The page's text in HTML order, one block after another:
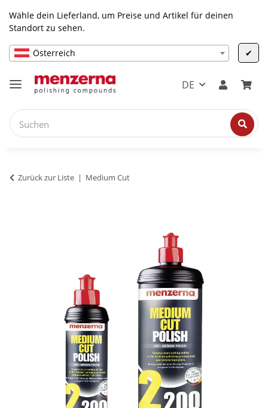
Wähle dein Lieferland, um Preise und Artikel für deinen
Standort zu sehen.
Österreich ✔
DE
Zurück zur Liste Medium Cut